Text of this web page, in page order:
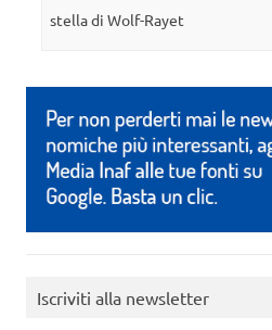
stella di Wolf-Rayet
Iscriviti alla newsletter